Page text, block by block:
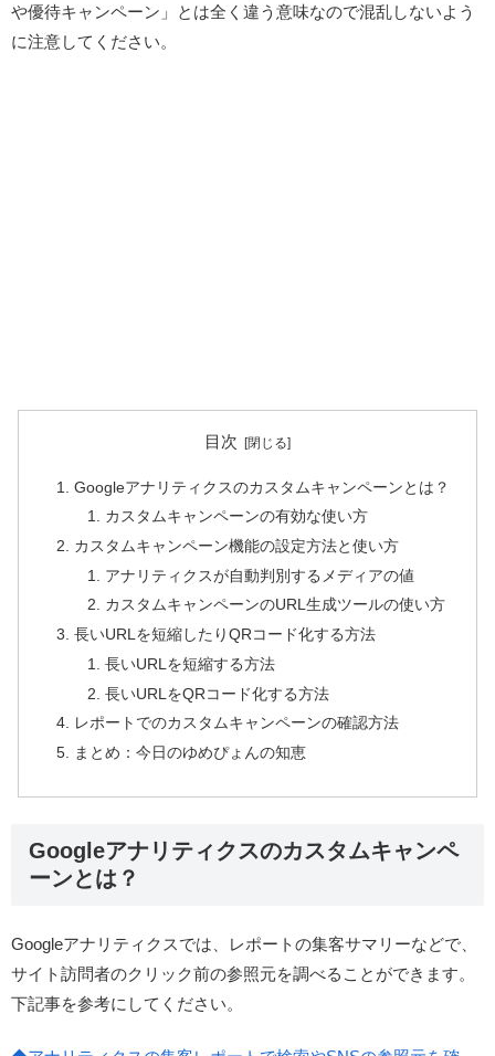
や優待キャンペーン」とは全く違う意味なので混乱しないよう
に注意してください。
目次
Googleアナリティクスのカスタムキャンペーンとは？
カスタムキャンペーンの有効な使い方
カスタムキャンペーン機能の設定方法と使い方
アナリティクスが自動判別するメディアの値
カスタムキャンペーンのURL生成ツールの使い方
長いURLを短縮したりQRコード化する方法
長いURLを短縮する方法
長いURLをQRコード化する方法
レポートでのカスタムキャンペーンの確認方法
まとめ：今日のゆめぴょんの知恵
Googleアナリティクスのカスタムキャンペ
ーンとは？
Googleアナリティクスでは、レポートの集客サマリーなどで、
サイト訪問者のクリック前の参照元を調べることができます。
下記事を参考にしてください。